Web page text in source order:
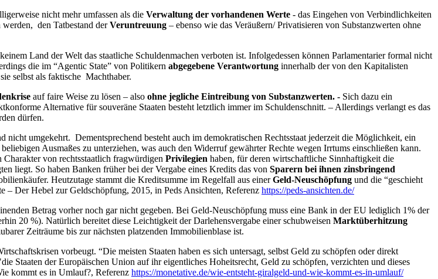
nicht mehr umfassen als die Verwaltung der vorhandenen Werte - das Eingehen von Verbindlichkeiten
werden, den Tatbestand derVeruntreuung – ebenso wie das Veräußern/ Privatisieren von Substanzwerten ohne
Land der Welt das staatliche Schuldenmachen verboten ist. Infolgedessen können Parlamentarier formal nicht
die im “Agentic State” von Politikern abgegebene Verantwortung innerhalb der von den Kapitalisten
selbst als faktische Machthaber.
auf faire Weise zu lösen – also ohne jegliche Eintreibung von Substanzwerten. - Sich dazu ein
Alternative für souveräne Staaten besteht letztlich immer im Schuldenschnitt. – Allerdings verlangt es das
dürfen.
umgekehrt. Dementsprechend besteht auch im demokratischen Rechtsstaat jederzeit die Möglichkeit, ein
Ausmaßes zu unterziehen, was auch den Widerruf gewährter Rechte wegen Irrtums einschließen kann.
von rechtsstaatlich fragwürdigen Privilegien haben, für deren wirtschaftliche Sinnhaftigkeit die
liegt. So haben Banken früher bei der Vergabe eines Kredits das von Sparern bei ihnen zinsbringend
Heutzutage stammt die Kreditsumme im Regelfall aus einerGeld-Neuschöpfung und die “geschieht
Der Hebel zur Geldschöpfung, 2015, in Peds Ansichten, Referenz https://peds-ansichten.de/
Betrag vorher noch gar nicht gegeben. Bei Geld-Neuschöpfung muss eine Bank in der EU lediglich 1% der
20 %). Natürlich bereitet diese Leichtigkeit der Darlehensvergabe einer schubweisen Marktüberhitzung
Zeiträume bis zur nächsten platzenden Immobilienblase ist.
vorbeugt. “Die meisten Staaten haben es sich untersagt, selbst Geld zu schöpfen oder direkt
Staaten der Europäischen Union auf ihr eigentliches Hoheitsrecht, Geld zu schöpfen, verzichten und dieses
kommt es in Umlauf?, Referenz https://monetative.de/wie-entsteht-giralgeld-und-wie-kommt-es-in-umlauf/